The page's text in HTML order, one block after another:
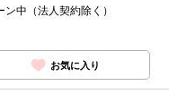
中（法人契約除く）
お気に入り